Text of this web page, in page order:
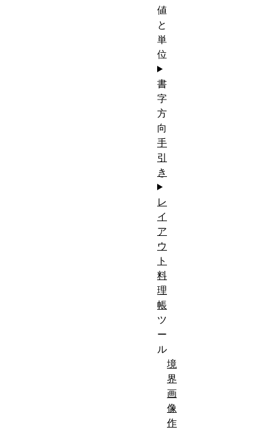
値
と
単
位
書
字
方
向
手
引
き
レ
イ
ア
ウ
ト
料
理
帳
ツ
ー
ル
境
界
画
像
作